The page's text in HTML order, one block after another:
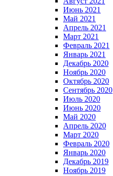
Июнь 2021
Май 2021
Апрель 2021
Март 2021
Февраль 2021
Январь 2021
Декабрь 2020
Ноябрь 2020
Октябрь 2020
Сентябрь 2020
Июль 2020
Июнь 2020
Май 2020
Апрель 2020
Март 2020
Февраль 2020
Январь 2020
Декабрь 2019
Ноябрь 2019